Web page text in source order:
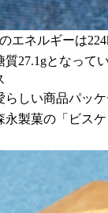
エネルギーは
27.1gとなってい
らしい商品パッ
永製菓の「ビス